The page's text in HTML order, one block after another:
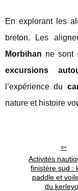
En explorant les
breton. Les
Morbihan ne sont
excursions
l’expérience du
nature et histoire
Activités
finistère sud :
paddle et
du